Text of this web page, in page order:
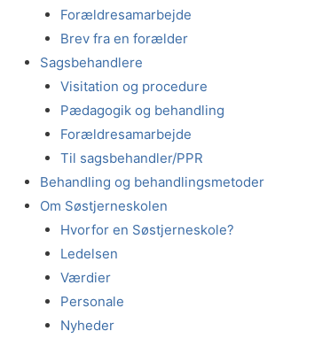
Forældresamarbejde
Brev fra en forælder
Sagsbehandlere
Visitation og procedure
Pædagogik og behandling
Forældresamarbejde
Til sagsbehandler/PPR
Behandling og behandlingsmetoder
Om Søstjerneskolen
Hvorfor en Søstjerneskole?
Ledelsen
Værdier
Personale
Nyheder